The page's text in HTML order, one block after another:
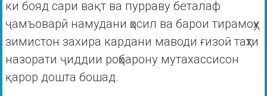
ки бояд сари вақт ва пурраву беталаф
ҷамъоварӣ намудани ҳосил ва барои тирамоҳу
зимистон захира кардани маводи ғизоӣ таҳти
назорати ҷиддии роҳбарону мутахассисон
қарор дошта бошад.